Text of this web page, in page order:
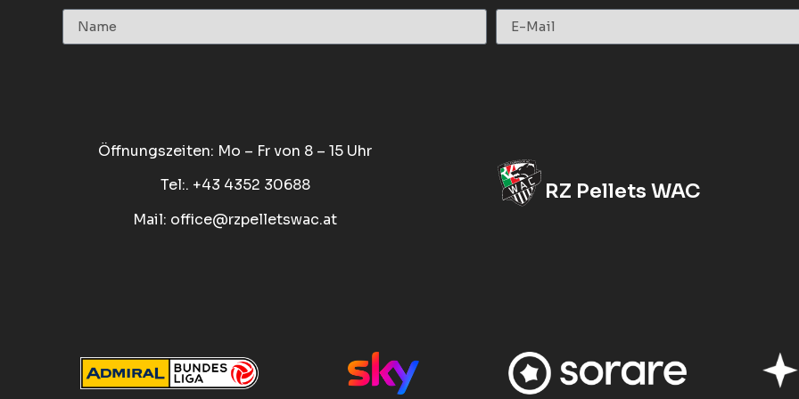
Öffnungszeiten: Mo – Fr von 8 – 15 Uhr
Tel:. +43 4352 30688
Mail: office@rzpelletswac.at
RZ Pellets WAC